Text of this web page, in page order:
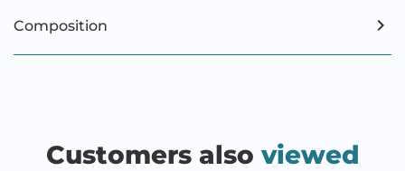
Composition
Customers also viewed